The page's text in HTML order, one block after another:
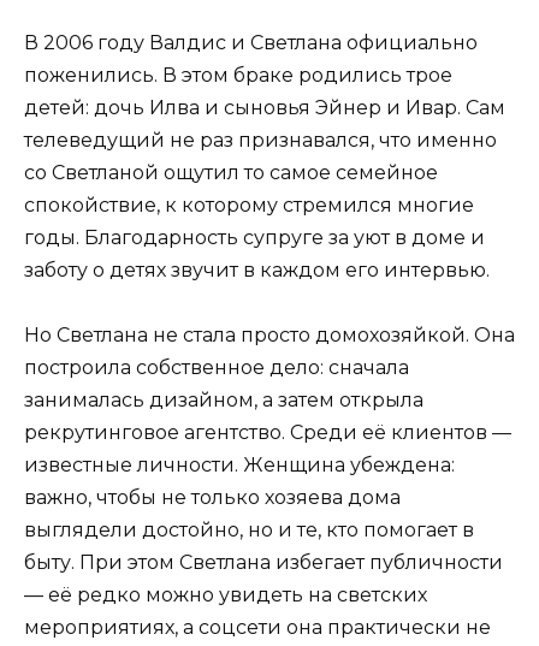
В 2006 году Валдис и Светлана официально
поженились. В этом браке родились трое
детей: дочь Илва и сыновья Эйнер и Ивар. Сам
телеведущий не раз признавался, что именно
со Светланой ощутил то самое семейное
спокойствие, к которому стремился многие
годы. Благодарность супруге за уют в доме и
заботу о детях звучит в каждом его интервью.
Но Светлана не стала просто домохозяйкой. Она
построила собственное дело: сначала
занималась дизайном, а затем открыла
рекрутинговое агентство. Среди её клиентов —
известные личности. Женщина убеждена:
важно, чтобы не только хозяева дома
выглядели достойно, но и те, кто помогает в
быту. При этом Светлана избегает публичности
— её редко можно увидеть на светских
мероприятиях, а соцсети она практически не